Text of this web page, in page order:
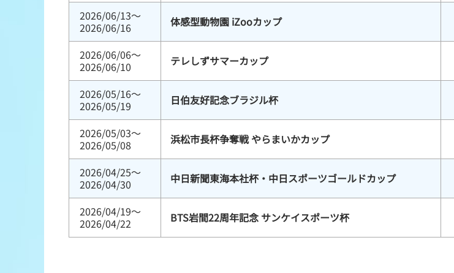
2026/06/13～
2026/06/16
体感型動物園 iZooカップ
2026/06/06～
2026/06/10
テレしずサマーカップ
2026/05/16～
2026/05/19
日伯友好記念ブラジル杯
2026/05/03～
2026/05/08
浜松市長杯争奪戦 やらまいかカップ
2026/04/25～
2026/04/30
中日新聞東海本社杯・中日スポーツゴールドカップ
2026/04/19～
2026/04/22
BTS岩間22周年記念 サンケイスポーツ杯